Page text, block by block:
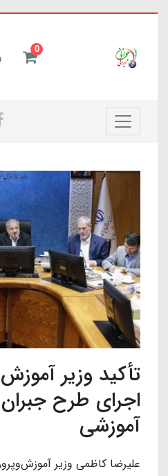
0
تأکید وزیر
اجرای طرح
آموزشی
علیرضا کاظمی وزیر